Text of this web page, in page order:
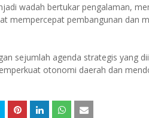
wadah bertukar pengalaman,
mempercepat pembangunan dan
sejumlah agenda strategis yang
otonomi daerah dan